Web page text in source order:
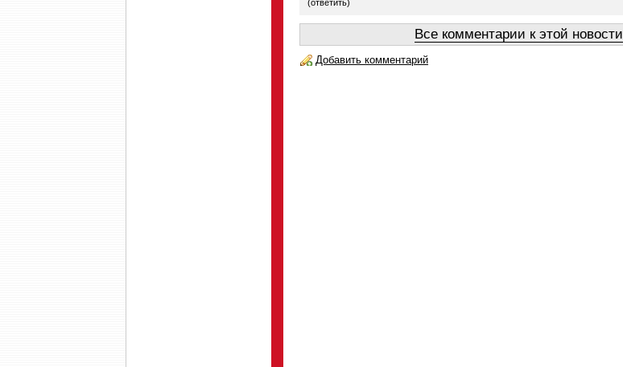
(ответить)
Все комментарии к этой новости
Добавить комментарий